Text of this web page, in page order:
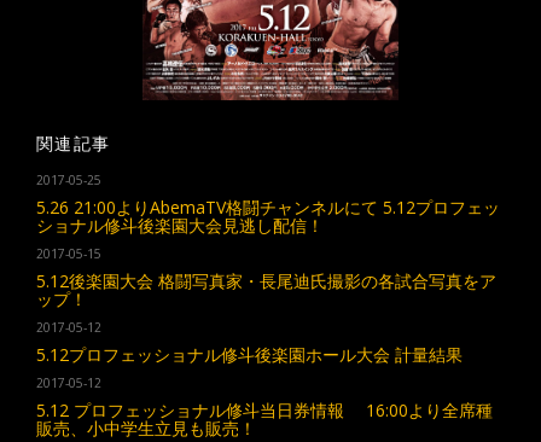
関連記事
2017-05-25
5.26 21:00よりAbemaTV格闘チャンネルにて 5.12プロフェッ
ショナル修斗後楽園大会見逃し配信！
2017-05-15
5.12後楽園大会 格闘写真家・長尾迪氏撮影の各試合写真をア
ップ！
2017-05-12
5.12プロフェッショナル修斗後楽園ホール大会 計量結果
2017-05-12
5.12 プロフェッショナル修斗当日券情報 16:00より全席種
販売、小中学生立見も販売！